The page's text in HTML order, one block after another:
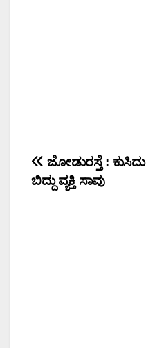
Post
navigation
ಜೋಡುರಸ್ತೆ : ಕುಸಿದು
ಬಿದ್ದು ವ್ಯಕ್ತಿ ಸಾವು